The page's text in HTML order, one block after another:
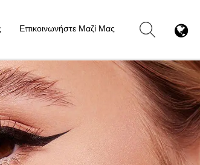
Επικοινωνήστε Μαζί Μας